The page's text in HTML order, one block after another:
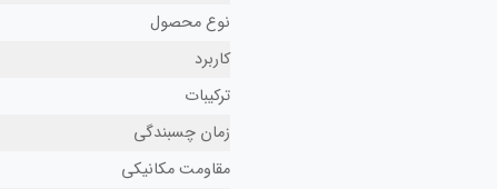
نوع محصول
کاربرد
ترکیبات
زمان چسبندگی
مقاومت مکانیکی